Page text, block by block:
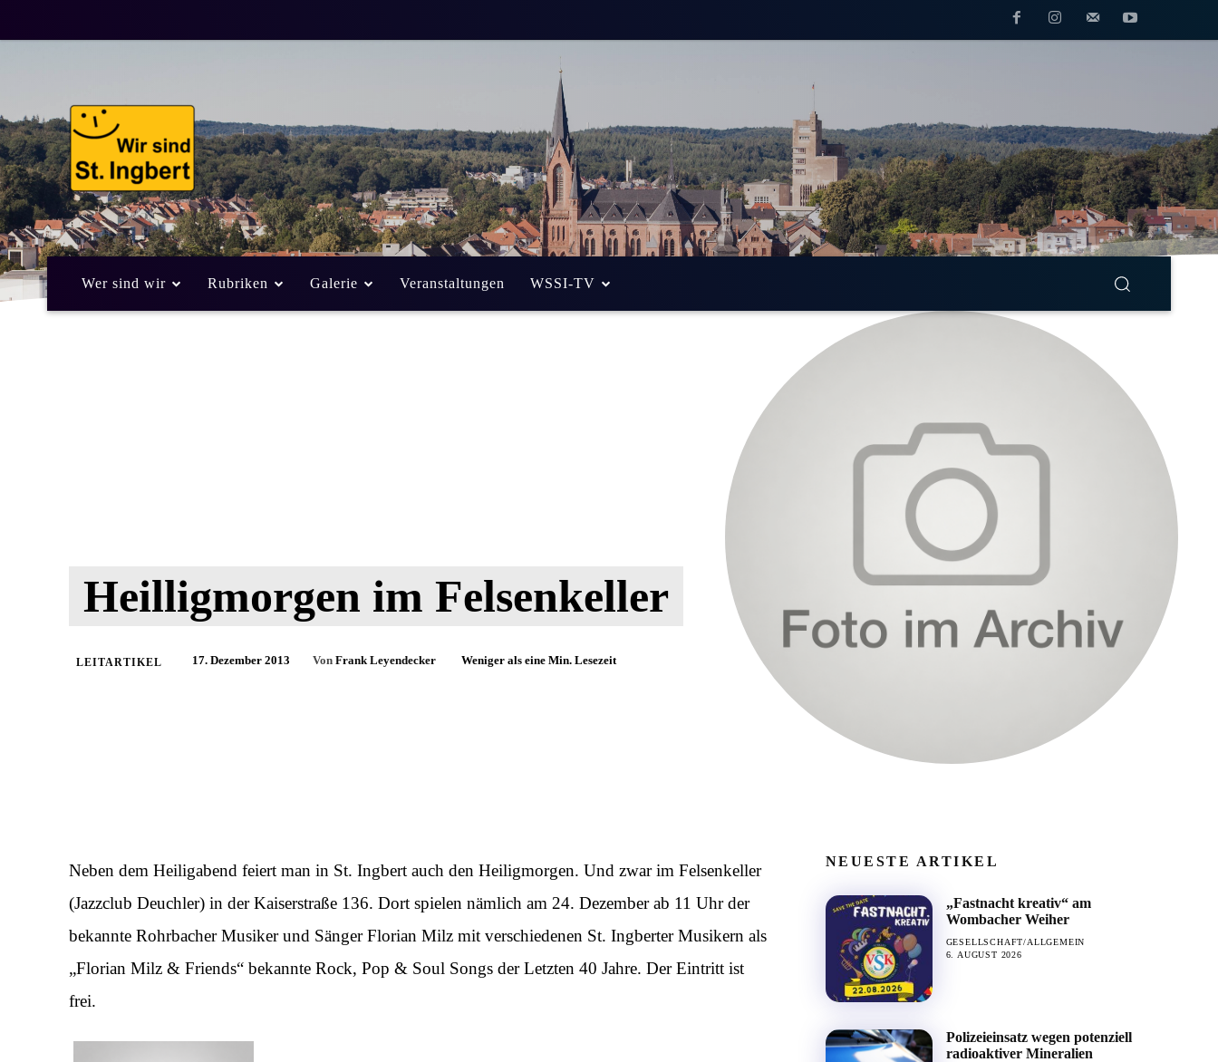
Wer sind wir Rubriken Galerie Veranstaltungen WSSI-TV
Heilligmorgen im Felsenkeller
LEITARTIKEL 17. Dezember 2013 Von Frank Leyendecker Weniger als eine Min. Lesezeit
Neben dem Heiligabend feiert man in St. Ingbert auch den Heiligmorgen. Und zwar im Felsenkeller
(Jazzclub Deuchler) in der Kaiserstraße 136. Dort spielen nämlich am 24. Dezember ab 11 Uhr der
bekannte Rohrbacher Musiker und Sänger Florian Milz mit verschiedenen St. Ingberter Musikern als
„Florian Milz & Friends“ bekannte Rock, Pop & Soul Songs der Letzten 40 Jahre. Der Eintritt ist
frei.
NEUESTE ARTIKEL
„Fastnacht kreativ“ am
Wombacher Weiher
GESELLSCHAFT/ALLGEMEIN
6. AUGUST 2026
Polizeieinsatz wegen potenziell
radioaktiver Mineralien